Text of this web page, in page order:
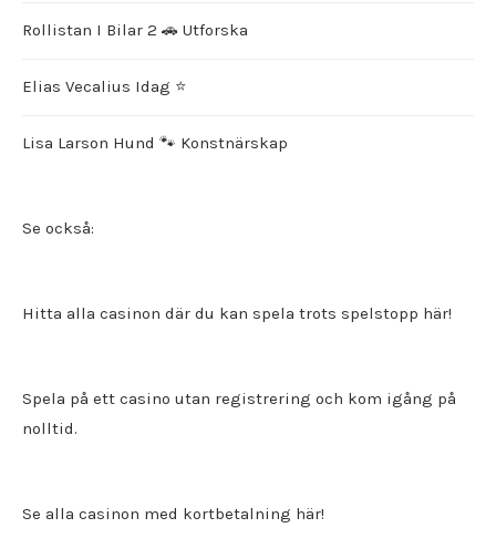
Rollistan I Bilar 2 🚗 Utforska
Elias Vecalius Idag ⭐️
Lisa Larson Hund 🐾 Konstnärskap
Se också:
Hitta alla casinon där du kan spela trots spelstopp här!
Spela på ett casino utan registrering och kom igång på
nolltid.
Se alla casinon med kortbetalning här!